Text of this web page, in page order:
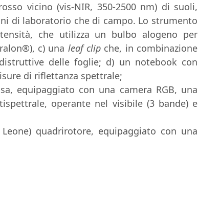
vicino (vis-NIR, 350-2500 nm) di suoli,
di laboratorio che di campo. Lo strumento
che utilizza un bulbo alogeno per
c) una leaf clipche, in combinazione
delle foglie; d) un notebook con
di riflettanza spettrale;
equipaggiato con una camera RGB, una
operante nel visibile (3 bande) e
quadrirotore, equipaggiato con una